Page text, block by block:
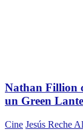
Nathan Fillion
un Green
Cine Jesús Reche